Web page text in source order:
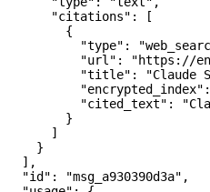
      "citations"
: [
        {
          "type"
:
          "url"
:
"https://
          "title"
: "Claude
          "encrypted_index"
:
          "cited_text"
:
        }
      ]
    }
  ],
  "id"
: "msg_a930390d3a" ,